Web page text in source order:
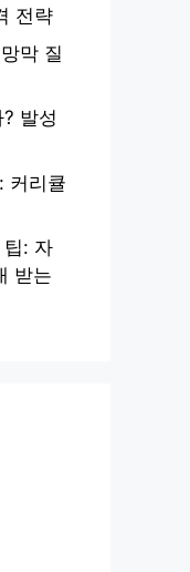
전략
막 질
발성
커리큘
팁: 자
받는